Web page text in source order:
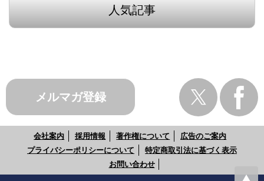
人気記事
メルマガ登録
会社案内 採用情報 著作権について
広告のご案内
プライバシーポリシーについて
特定商取引法に基づく表示
お問い合わせ